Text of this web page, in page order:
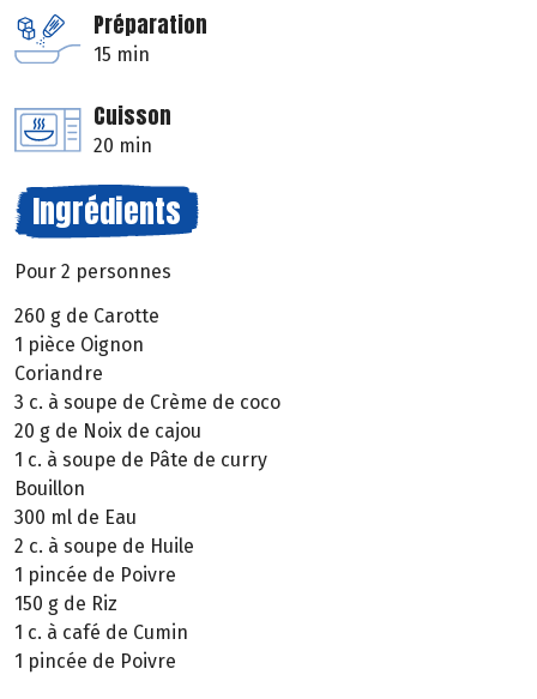
Préparation
15 min
Cuisson
20 min
Ingrédients
Pour 2 personnes
260 g de Carotte
1 pièce Oignon
Coriandre
3 c. à soupe de Crème de coco
20 g de Noix de cajou
1 c. à soupe de Pâte de curry
Bouillon
300 ml de Eau
2 c. à soupe de Huile
1 pincée de Poivre
150 g de Riz
1 c. à café de Cumin
1 pincée de Poivre